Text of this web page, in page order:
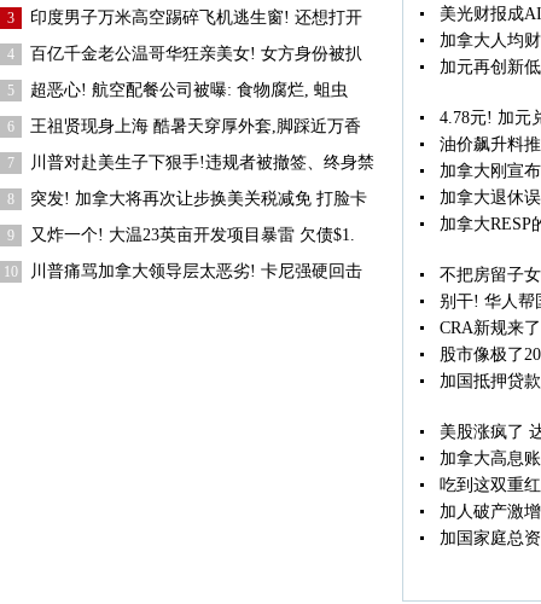
3 印度男子万米高空踢碎飞机逃生窗! 还想打开
4 百亿千金老公温哥华狂亲美女! 女方身份被扒
5 超恶心! 航空配餐公司被曝: 食物腐烂, 蛆虫
6 王祖贤现身上海 酷暑天穿厚外套,脚踩近万香
7 川普对赴美生子下狠手!违规者被撤签、终身禁
8 突发! 加拿大将再次让步换美关税减免 打脸卡
9 又炸一个! 大温23英亩开发项目暴雷 欠债$1.
10 川普痛骂加拿大领导层太恶劣! 卡尼强硬回击
美光财报成
加拿大人均
加元再创新
4.78元! 加元
油价飙升料
加拿大刚宣
加拿大退休
加拿大RESP
不把房留子
别干! 华人帮
CRA新规来
股市像极了
加国抵押贷
美股涨疯了
加拿大高息
吃到这双重
加人破产激
加国家庭总